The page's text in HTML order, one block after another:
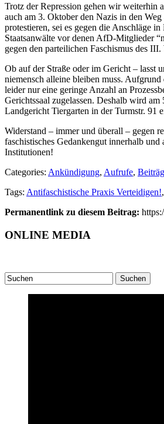
Trotz der Repression gehen wir weiterhin
auch am 3. Oktober den Nazis in den
protestieren, sei es gegen die Anschläge
Staatsanwälte vor denen AfD-Mitglieder
gegen den parteilichen Faschismus des III.
Ob auf der Straße oder im Gericht – lasst
niemensch alleine bleiben muss. Aufgrund
leider nur eine geringe Anzahl an
Gerichtssaal zugelassen. Deshalb wird
Landgericht Tiergarten in der Turmstr. 91
Widerstand – immer und überall – gegen
faschistisches Gedankengut innerhalb und
Institutionen!
Categories: Ankündigung, Aufrufe,
Tags: Antifaschistische Praxis Verteidigen!,
Permanentlink zu diesem Beitrag:
ONLINE MEDIA
Suchen